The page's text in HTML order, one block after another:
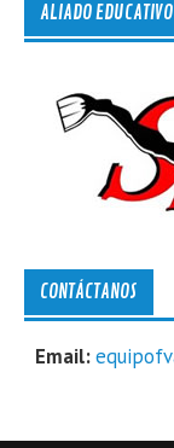
ALIADO EDUCATIVO
CONTÁCTANOS
Email: